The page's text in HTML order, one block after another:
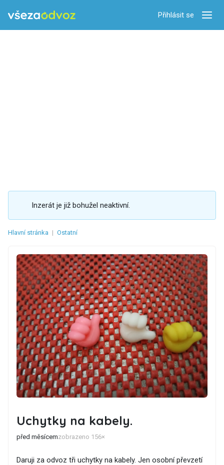
Přihlásit se
Inzerát je již bohužel neaktivní.
Hlavní stránka | Ostatní
Uchytky na kabely.
před měsícemzobrazeno 156×
Daruji za odvoz tři uchytky na kabely. Jen osobní převzetí